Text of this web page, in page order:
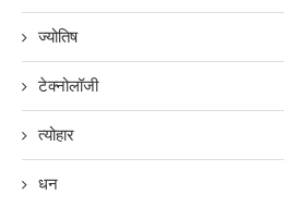
ज्योतिष
टेक्नोलॉजी
त्योहार
धन